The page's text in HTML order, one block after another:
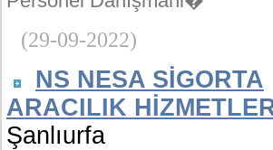
(29-09-2022)
NS NESA SİGORTA
ARACILIK
Şanlıurfa